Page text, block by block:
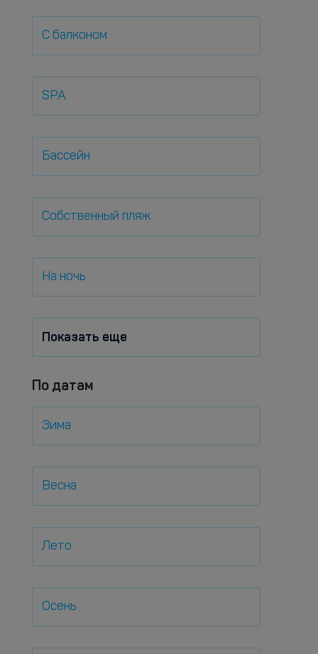
С балконом
SPA
Бассейн
Собственный пляж
На ночь
Показать еще
По датам
Зима
Весна
Лето
Осень